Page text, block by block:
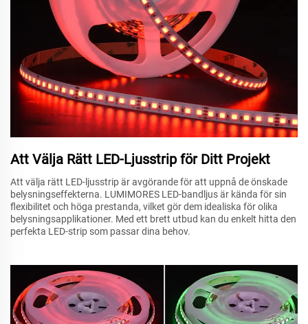
Att Välja Rätt LED-Ljusstrip för Ditt Projekt
Att välja rätt LED-ljusstrip är avgörande för att uppnå de önskade
belysningseffekterna. LUMIMORES LED-bandljus är kända för sin
flexibilitet och höga prestanda, vilket gör dem idealiska för olika
belysningsapplikationer. Med ett brett utbud kan du enkelt hitta den
perfekta LED-strip som passar dina behov.